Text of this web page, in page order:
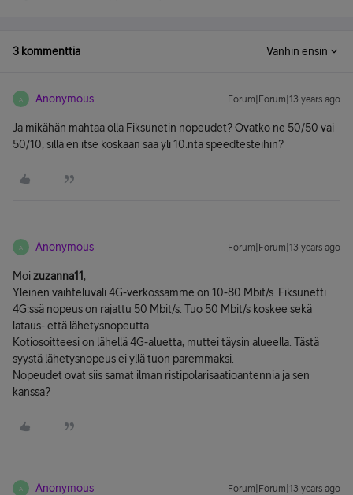
3 kommenttia Vanhin ensin
A Anonymous Forum|Forum|13 years ago
Ja mikähän mahtaa olla Fiksunetin nopeudet? Ovatko ne 50/50 vai
50/10, sillä en itse koskaan saa yli 10:ntä speedtesteihin?
A Anonymous Forum|Forum|13 years ago
Moizuzanna11 ,
Yleinen vaihteluväli 4G-verkossamme on 10-80 Mbit/s. Fiksunetti
4G:ssä nopeus on rajattu 50 Mbit/s. Tuo 50 Mbit/s koskee sekä
lataus- että lähetysnopeutta.
Kotiosoitteesi on lähellä 4G-aluetta, muttei täysin alueella. Tästä
syystä lähetysnopeus ei yllä tuon paremmaksi.
Nopeudet ovat siis samat ilman ristipolarisaatioantennia ja sen
kanssa?
A Anonymous Forum|Forum|13 years ago